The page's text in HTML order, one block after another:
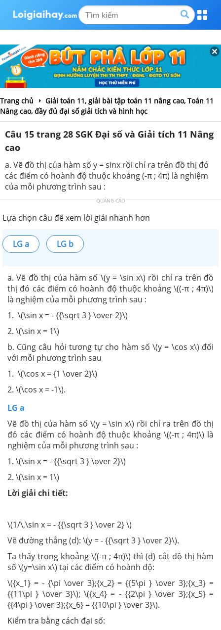
Trang chủ
Giải toán 11, giải bài tập toán 11 nâng cao, Toán 11
Nâng cao, đầy đủ đại số giải tích và hình học
Câu 15 trang 28 SGK Đại số và Giải tích 11 Nâng
cao
a. Vẽ đồ thị của hàm số y = sinx rồi chỉ ra trên đồ thị đó
các điểm có hoành độ thuộc khoảng (-π ; 4π) là nghiệm
của mỗi phương trình sau :
QUẢNG CÁO
Lựa chọn câu để xem lời giải nhanh hơn
LG a LG b
a. Vẽ đồ thị của hàm số \(y = \sin x\) rồi chỉ ra trên đồ
thị đó các điểm có hoành độ thuộc khoảng \((-π ; 4π)\)
là nghiệm của mỗi phương trình sau :
1. \(\sin x = - {{\sqrt 3 } \over 2}\)
2. \(\sin x = 1\)
b. Cũng câu hỏi tương tự cho hàm số \(y = \cos x\) đối
với mỗi phương trình sau
1. \(\cos x = {1 \over 2}\)
2. \(\cos x = -1\).
LG a
Vẽ đồ thị của hàm số \(y = \sin x\) rồi chỉ ra trên đồ thị
đó các điểm có hoành độ thuộc khoảng \((-π ; 4π)\) là
nghiệm của mỗi phương trình sau :
1. \(\sin x = - {{\sqrt 3 } \over 2}\)
2. \(\sin x = 1\)
Lời giải chi tiết:
\(1/\,\sin x = - {{\sqrt 3 } \over 2} \)
Vẽ đường thẳng (d): \(y = - {{\sqrt 3 } \over 2}\).
Ta thấy trong khoảng \((-π ; 4π)\) thì (d) cắt đồ thị hàm
số \(y=\sin x\) tại các điểm có hoành độ:
\({x_1} = - {\pi \over 3};{x_2} = {{5\pi } \over 3};{x_3} =
{{11\pi } \over 3}\); \({x_4} = - {{2\pi } \over 3};{x_5} =
{{4\pi } \over 3};{x_6} = {{10\pi } \over 3}\).
Kiểm tra bằng cách đại số: